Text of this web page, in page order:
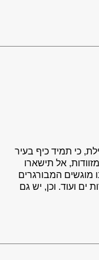
כי תמיד כיף בעיר
אל תישארו
מוגשים המבורגרים
ים ועוד. וכן, יש גם